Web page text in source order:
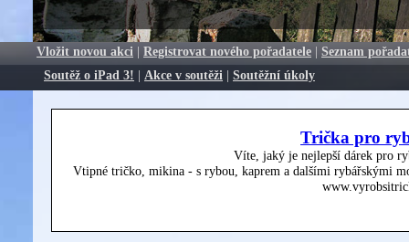
Vložit novou akci | Registrovat nového pořadatele | Seznam
Soutěž o iPad 3! | Akce v soutěži | Soutěžní úkoly
Trička pro
Víte, jaký je nejlepší dárek pro
Vtipné tričko, mikina - s rybou, kaprem a dalšími rybářskými